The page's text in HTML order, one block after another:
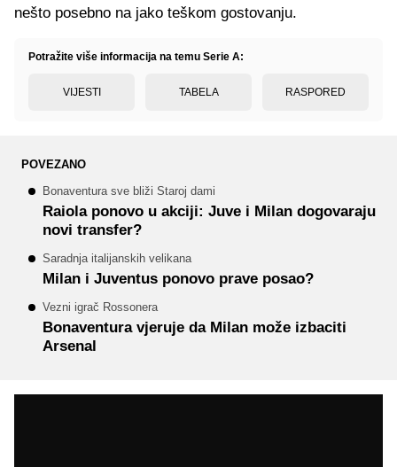
nešto posebno na jako teškom gostovanju.
Potražite više informacija na temu Serie A:
VIJESTI TABELA RASPORED
POVEZANO
Bonaventura sve bliži Staroj dami
Raiola ponovo u akciji: Juve i Milan dogovaraju
novi transfer?
Saradnja italijanskih velikana
Milan i Juventus ponovo prave posao?
Vezni igrač Rossonera
Bonaventura vjeruje da Milan može izbaciti
Arsenal